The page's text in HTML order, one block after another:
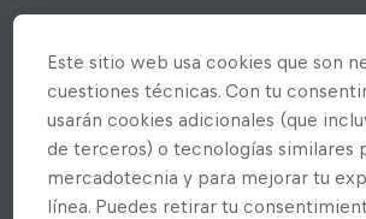
Este sitio web usa cookies que son
cuestiones técnicas. Con tu
usarán cookies adicionales (que
de terceros) o tecnologías similares
mercadotecnia y para mejorar tu
línea. Puedes retirar tu